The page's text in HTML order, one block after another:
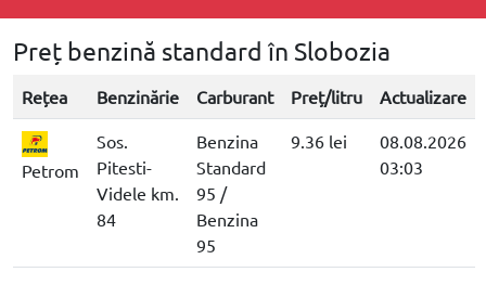
Preț benzină standard în Slobozia
Rețea Benzinărie Carburant Preț/litru Actualizare
Petrom
Sos.
Pitesti-
Videle km.
84
Benzina
Standard
95 /
Benzina
95
9.36 lei
08.08.2026
03:03